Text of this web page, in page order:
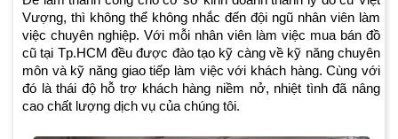
Vượng, thì không thể không nhắc đến đội ngũ nhân viên làm
việc chuyên nghiệp. Với mỗi nhân viên làm việc mua bán đồ
cũ tại Tp.HCM đều được đào tạo kỹ càng về kỹ năng chuyên
môn và kỹ năng giao tiếp làm việc với khách hàng. Cùng với
đó là thái độ hỗ trợ khách hàng niềm nở, nhiệt tình đã nâng
cao chất lượng dịch vụ của chúng tôi.